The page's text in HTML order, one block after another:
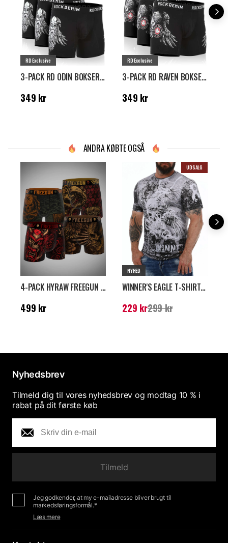
RD Exclusive
3-PACK RD ODIN BOKSERSHORTS - SORT
Pris: 349 kr
349 kr
RD Exclusive
3-PACK RD RAVEN BOKSERSHORTS - SORT
Pris: 349 kr
349 kr
ANDRA KØBTE OGSÅ
4-PACK HYRAW FREEGUN BOKSERSHORTS - SORT/GRØN/RØD
Pris: 499 kr
499 kr
UDSALG
NYHED
WINNER'S EAGLE T-SHIRT - MØRKEGRÅ
Nuværende pris:
229 kr299 kr
Nyhedsbrev
Tilmeld dig til vores nyhedsbrev og modtag 10 % i
rabat på dit første køb
Tilmeld
Jeg godkender, at my e-mailadresse bliver brugt til
markedsføringsformål.*
Læs mere